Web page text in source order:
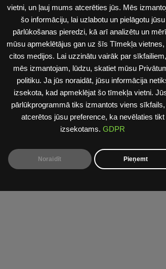
vietni, un ļauj mums atcerēties jūs. Mēs
šo informāciju, lai uzlabotu un pielāgotu jūsu
pārlūkošanas pieredzi, kā arī analizētu un
mūsu apmeklētājus gan uz šīs Tīmekļa vietnes,
citos medijos. Lai uzzinātu vairāk par
mēs izmantojam, lūdzu, skatiet mūsu
politiku. Ja jūs noraidāt, jūsu informācija
izsekota, kad apmeklējat šo tīmekļa vietni.
pārlūkprogrammā tiks izmantots viens sīkfails,
atcerētos jūsu preference, ka nevēlaties tikt
izsekotams. GDPR
Noraidīt Pieņemt
ar rūpēm par tā īpašnieku.
jauda – tās ir galvenās
ģimeņu iecienītākais un iekārotākais
un ērtību jomā.